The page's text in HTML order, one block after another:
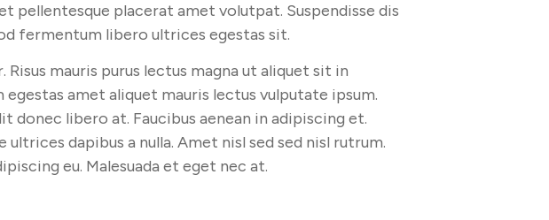
pellentesque placerat amet volutpat. Suspendisse dis
fermentum libero ultrices egestas sit.
mauris purus lectus magna ut aliquet sit in
amet aliquet mauris lectus vulputate ipsum.
donec libero at. Faucibus aenean in adipiscing et.
ultrices dapibus a nulla. Amet nisl sed sed nisl rutrum.
eu. Malesuada et eget nec at.